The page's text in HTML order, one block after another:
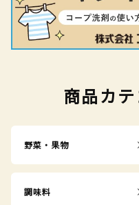
商品カ
野菜・果物
調味料